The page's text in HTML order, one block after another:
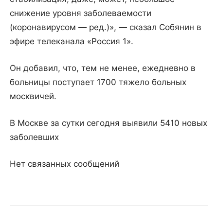
снижение уровня заболеваемости
(коронавирусом — ред.)», — сказал Собянин в
эфире телеканала «Россия 1».
Он добавил, что, тем не менее, ежедневно в
больницы поступает 1700 тяжело больных
москвичей.
В Москве за сутки сегодня выявили 5410 новых
заболевших
Нет связанных сообщений